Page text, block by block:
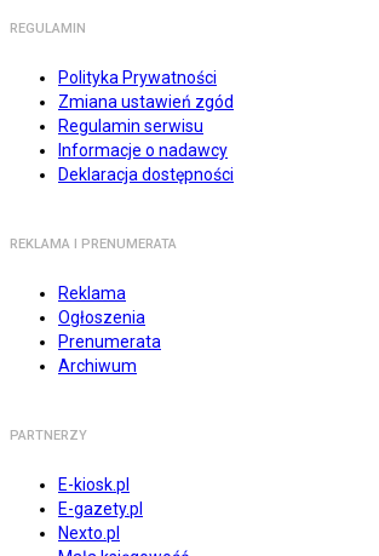
REGULAMIN
Polityka Prywatności
Zmiana ustawień zgód
Regulamin serwisu
Informacje o nadawcy
Deklaracja dostępności
REKLAMA I PRENUMERATA
Reklama
Ogłoszenia
Prenumerata
Archiwum
PARTNERZY
E-kiosk.pl
E-gazety.pl
Nexto.pl